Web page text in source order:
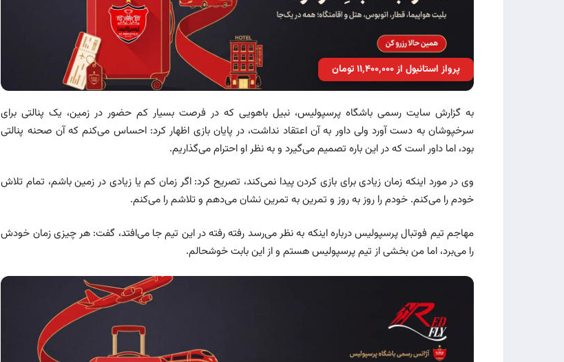
پرواز استانبول از ۱۱٬۴۰۰٬۰۰۰ تومان
به گزارش سایت رسمی باشگاه پرسپولیس، نبیل باهویی که در فرصت بسیار کم حضور در زمین، یک پنالتی برای
سرخپوشان به دست آورد ولی داور به آن اعتقاد نداشت، در پایان بازی اظهار کرد: احساس می‌کنم که آن صحنه پنالتی
بود، اما داور است که در این باره تصمیم می‌گیرد و به نظر او احترام می‌گذاریم.
وی در مورد اینکه زمان زیادی برای بازی کردن پیدا نمی‌کند، تصریح کرد: اگر زمان کم یا زیادی در زمین باشم، تمام تلاش
خودم را می‌کنم. خودم را روز به روز و تمرین به تمرین نشان می‌دهم و تلاشم را می‌کنم.
مهاجم تیم فوتبال پرسپولیس درباره اینکه به نظر می‌رسد رفته رفته در این تیم جا می‌افتد، گفت: هر چیزی زمان خودش
را می‌برد، اما من بخشی از تیم پرسپولیس هستم و از این بابت خوشحالم.